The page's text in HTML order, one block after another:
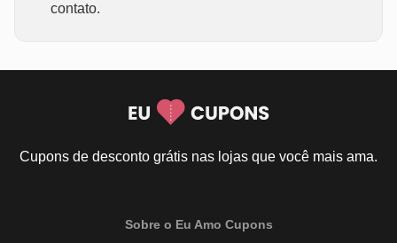
contato.
Cupons de desconto grátis nas lojas que você mais ama.
Sobre o Eu Amo Cupons